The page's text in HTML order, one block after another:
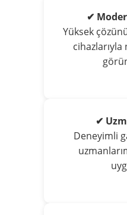
✔
Yüksek
✔
Deneyimli